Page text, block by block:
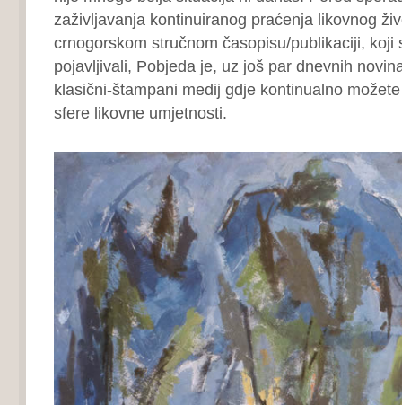
zaživljavanja kontinuiranog praćenja likovnog
crnogorskom stručnom časopisu/publikaciji, koji
pojavljivali, Pobjeda je, uz još par dnevnih
klasični-štampani medij gdje kontinualno
sfere likovne umjetnosti.